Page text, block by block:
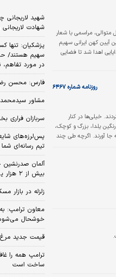
مراسمی با شعار
آیین کهن ایرانی سهیم
اهدا شد تا فضایی
روزنامه شماره ۶۴۶۷
کردند. خیلی‌ها در کنار
یلدا، بزرگ و کوچک،
جا آورند. اگرچه طی چند
کشور بی‌تاثیر نبود.
شهید لاریجانی
شهادت
پزشکیان: تنها
سهیم هستند/
در مورد تفاهم،
فارس: محسن
مشاور
سربازان فراری
پس‌لرزه‌های
تیم رسانه‌ای
آلمان صدرنشین
بیش از ۲ هزار یورو می‌گیرند
زلزله در بازار مسکن تهران/
معاون ترامپ:
خوشحال می‌شوم
قیمت جدید مرغ
ترامپ همه را
ساخت است